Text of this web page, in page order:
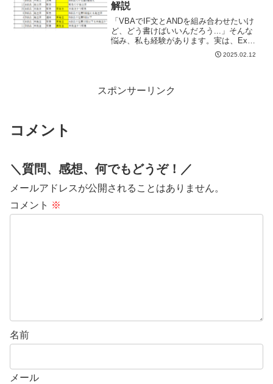
解説
「VBAでIF文とANDを組み合わせたいけ
ど、どう書けばいいんだろう...」そんな
悩み、私も経験があります。実は、Excel
のIF関数とは少し書き方が違うんです。
私は20年のExcel業務の中で、VBAのIF
2025.02.12
スポンサーリンク
コメント
＼質問、感想、何でもどうぞ！／
メールアドレスが公開されることはありません。
コメント ※
名前
メール